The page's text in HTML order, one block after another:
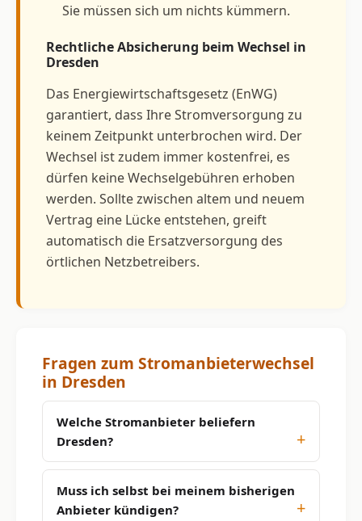
Sie müssen sich um nichts kümmern.
Rechtliche Absicherung beim Wechsel in
Dresden
Das Energiewirtschaftsgesetz (EnWG)
garantiert, dass Ihre Stromversorgung zu
keinem Zeitpunkt unterbrochen wird. Der
Wechsel ist zudem immer kostenfrei, es
dürfen keine Wechselgebühren erhoben
werden. Sollte zwischen altem und neuem
Vertrag eine Lücke entstehen, greift
automatisch die Ersatzversorgung des
örtlichen Netzbetreibers.
Fragen zum Stromanbieterwechsel
in Dresden
Welche Stromanbieter beliefern
Dresden?
Muss ich selbst bei meinem bisherigen
Anbieter kündigen?